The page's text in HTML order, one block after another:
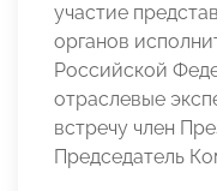
участие
органов
Российской
отраслевые
встречу член
Председатель